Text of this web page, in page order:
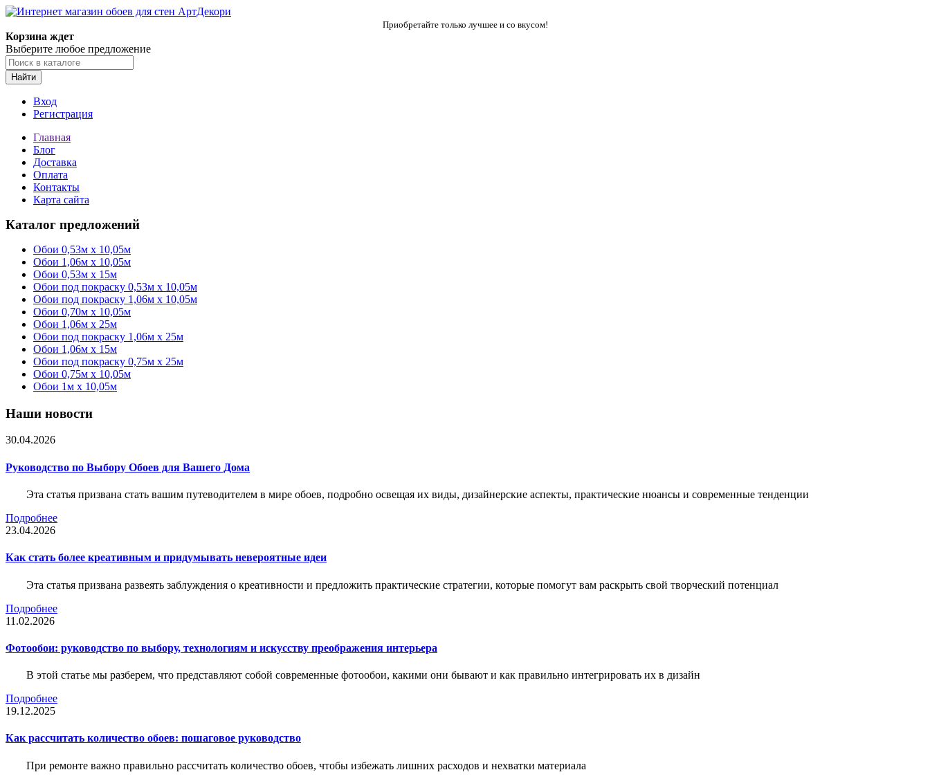
Приобретайте только лучшее и со вкусом!
Корзина ждет
Выберите любое предложение
Найти
Вход
Регистрация
Главная
Блог
Доставка
Оплата
Контакты
Карта сайта
Каталог предложений
Обои 0,53м x 10,05м
Обои 1,06м х 10,05м
Обои 0,53м x 15м
Обои под покраску 0,53м x 10,05м
Обои под покраску 1,06м х 10,05м
Обои 0,70м x 10,05м
Обои 1,06м x 25м
Обои под покраску 1,06м x 25м
Обои 1,06м x 15м
Обои под покраску 0,75м x 25м
Обои 0,75м x 10,05м
Обои 1м х 10,05м
Наши новости
30.04.2026
Руководство по Выбору Обоев для Вашего Дома
Эта статья призвана стать вашим путеводителем в мире обоев, подробно освещая их виды, дизайнерские аспекты, практические нюансы и современные тенденции
Подробнее
23.04.2026
Как стать более креативным и придумывать невероятные идеи
Эта статья призвана развеять заблуждения о креативности и предложить практические стратегии, которые помогут вам раскрыть свой творческий потенциал
Подробнее
11.02.2026
Фотообои: руководство по выбору, технологиям и искусству преображения интерьера
В этой статье мы разберем, что представляют собой современные фотообои, какими они бывают и как правильно интегрировать их в дизайн
Подробнее
19.12.2025
Как рассчитать количество обоев: пошаговое руководство
При ремонте важно правильно рассчитать количество обоев, чтобы избежать лишних расходов и нехватки материала